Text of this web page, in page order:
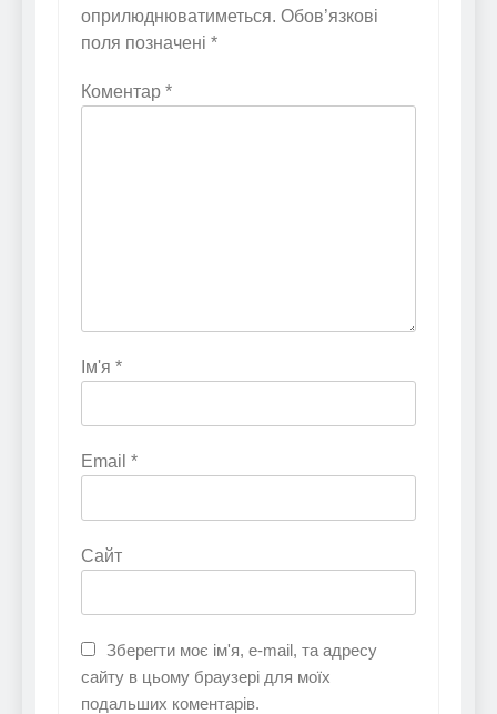
оприлюднюватиметься. Обов’язкові
поля позначені *
Коментар *
Ім'я *
Email *
Сайт
Зберегти моє ім'я, e-mail, та адресу
сайту в цьому браузері для моїх
подальших коментарів.